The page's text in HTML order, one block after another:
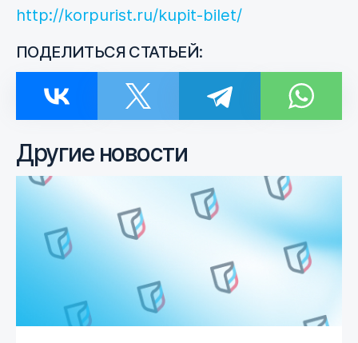
http://korpurist.ru/kupit-bilet/
ПОДЕЛИТЬСЯ СТАТЬЕЙ:
Другие новости